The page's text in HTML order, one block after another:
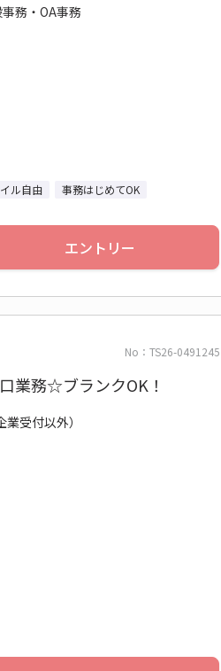
務・OA事務
ル自由 事務はじめてOK
エントリー
No：TS26-0491245
業務☆ブランクOK！
受付以外）